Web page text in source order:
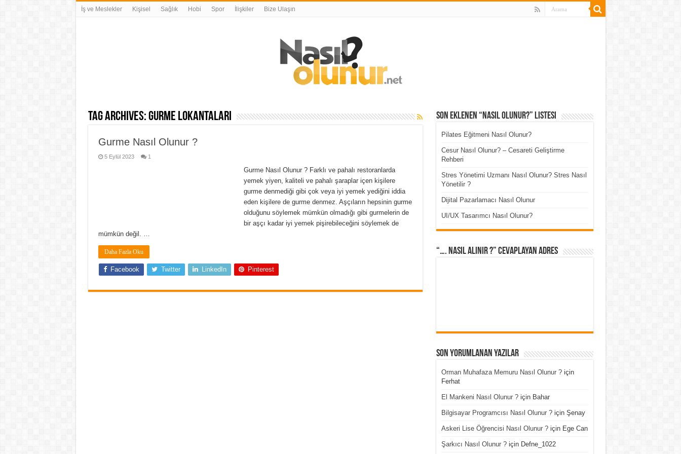
İş ve Meslekler Kişisel Sağlık Hobi Spor İlişkiler Bize Ulaşın
Tag Archives:gurme lokantaları
Gurme Nasıl Olunur ?
5 Eylül 2023 1
Gurme Nasıl Olunur ? Farklı ve pahalı restoranlarda
yemek yiyen, kaliteli ve pahalı şaraplar içen kişilere
gurme denmediği gibi çok veya iyi yemek yediğini iddia
eden kişilere de gurme denmez. Aşçıların hepsinin gurme
olduğunu söylemek mümkün olmadığı gibi gurmelerin de
bir aşçı kadar iyi yemek pişirebileceğini söylemek de
mümkün değil. …
Daha Fazla Oku
Facebook Twitter LinkedIn Pinterest
Son Eklenen “Nasıl Olunur?” Listesi
Pilates Eğitmeni Nasıl Olunur?
Cesur Nasıl Olunur? – Cesareti Geliştirme
Rehberi
Stres Yönetimi Uzmanı Nasıl Olunur? Stres Nasıl
Yönetilir ?
Dijital Pazarlamacı Nasıl Olunur
UI/UX Tasarımcı Nasıl Olunur?
“…. Nasıl Alınır ?” cevaplayan adres
Son Yorumlanan Yazılar
Orman Muhafaza Memuru Nasıl Olunur ?için
Ferhat
El Mankeni Nasıl Olunur ?için Bahar
Bilgisayar Programcısı Nasıl Olunur ?için Şenay
Askeri Lise Öğrencisi Nasıl Olunur ?için Ege Can
Şarkıcı Nasıl Olunur ?için Defne_1022